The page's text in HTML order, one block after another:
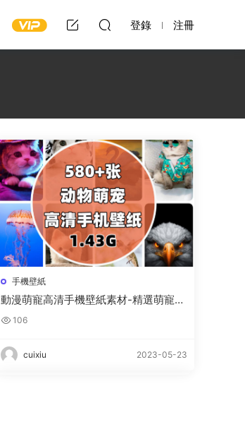
登錄 注冊
手機壁紙
動漫萌寵高清手機壁紙素材-精選萌寵動
物圖鑒大全資源下載
106
cuixiu 2023-05-23